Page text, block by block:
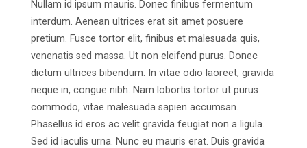
Nullam id ipsum mauris. Donec finibus fermentum
interdum. Aenean ultrices erat sit amet posuere
pretium. Fusce tortor elit, finibus et malesuada quis,
venenatis sed massa. Ut non eleifend purus. Donec
dictum ultrices bibendum. In vitae odio laoreet, gravida
neque in, congue nibh. Nam lobortis tortor ut purus
commodo, vitae malesuada sapien accumsan.
Phasellus id eros ac velit gravida feugiat non a ligula.
Sed id iaculis urna. Nunc eu mauris erat. Duis gravida